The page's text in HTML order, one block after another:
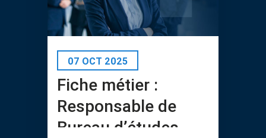
07 OCT 2025
Fiche métier :
Responsable de
Bureau d’études